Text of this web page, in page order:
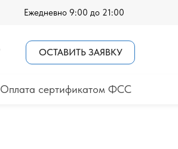
Ежедневно 9:00 до 21:00
ОСТАВИТЬ ЗАЯВКУ
Оплата сертификатом ФСС